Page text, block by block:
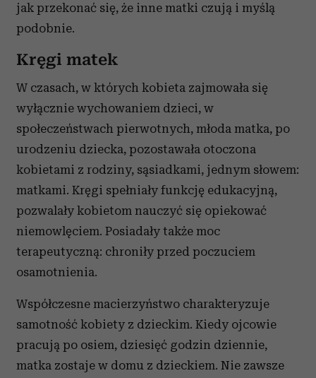
jak przekonać się, że inne matki czują i myślą
podobnie.
Kręgi matek
W czasach, w których kobieta zajmowała się
wyłącznie wychowaniem dzieci, w
społeczeństwach pierwotnych, młoda matka, po
urodzeniu dziecka, pozostawała otoczona
kobietami z rodziny, sąsiadkami, jednym słowem:
matkami. Kręgi spełniały funkcję edukacyjną,
pozwalały kobietom nauczyć się opiekować
niemowlęciem. Posiadały także moc
terapeutyczną: chroniły przed poczuciem
osamotnienia.
Współczesne macierzyństwo charakteryzuje
samotność kobiety z dzieckim. Kiedy ojcowie
pracują po osiem, dziesięć godzin dziennie,
matka zostaje w domu z dzieckiem. Nie zawsze